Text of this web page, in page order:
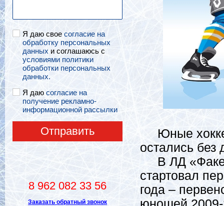
Я даю свое согласие на
обработку персональных
данных и соглашаюсь с
условиями политики
обработки персональных
данных.
Я даю согласие на
получение рекламно-
информационной рассылки
Отправить
8 962 082 33 56
Заказать обратный звонок
Юные
остались без
В ЛД
стартовал
года –